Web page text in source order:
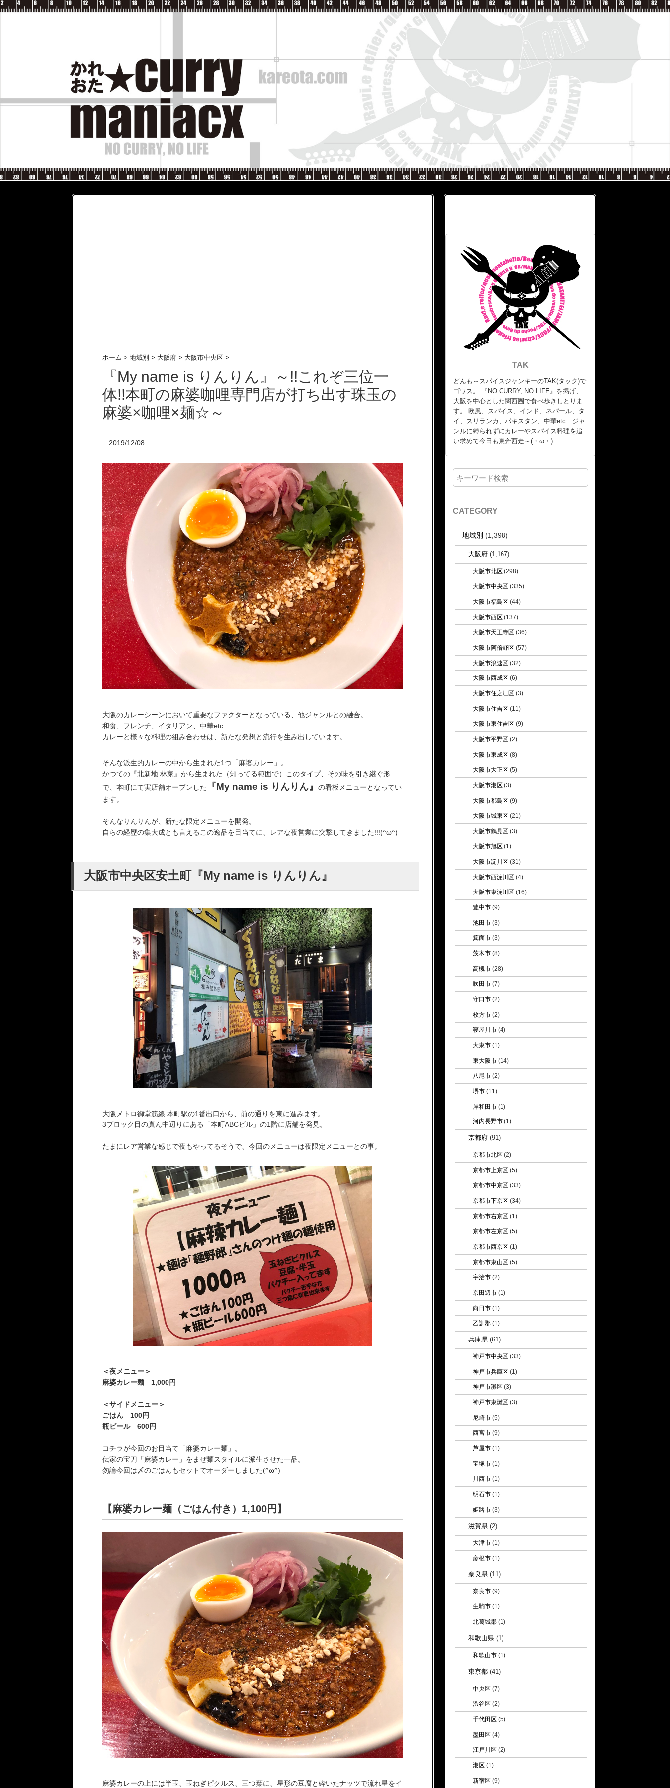
ホーム > 地域別 > 大阪府 > 大阪市中央区 >
『My name is りんりん』～!!これぞ三位一
体!!本町の麻婆咖哩専門店が打ち出す珠玉の
麻婆×咖哩×麺☆～
2019/12/08
大阪のカレーシーンにおいて重要なファクターとなっている、他ジャンルとの融合。
和食、フレンチ、イタリアン、中華etc…
カレーと様々な料理の組み合わせは、新たな発想と流行を生み出しています。
そんな派生的カレーの中から生まれた1つ「麻婆カレー」。
かつての『北新地 林家』から生まれた（知ってる範囲で）このタイプ、その味を引き継ぐ形
で、本町にて実店舗オープンした
『My name is りんりん』
の看板メニューとなってい
ます。
そんなりんりんが、新たな限定メニューを開発。
自らの経歴の集大成とも言えるこの逸品を目当てに、レアな夜営業に突撃してきました!!!(^ω^)
大阪市中央区安土町『My name is りんりん』
大阪メトロ御堂筋線 本町駅の1番出口から、前の通りを東に進みます。
3ブロック目の真ん中辺りにある「本町ABCビル」の1階に店舗を発見。
たまにレア営業な感じで夜もやってるそうで、今回のメニューは夜限定メニューとの事。
＜夜メニュー＞
麻婆カレー麺 1,000円
＜サイドメニュー＞
ごはん 100円
瓶ビール 600円
コチラが今回のお目当て「麻婆カレー麺」。
伝家の宝刀「麻婆カレー」をまぜ麺スタイルに派生させた一品。
勿論今回は〆のごはんもセットでオーダーしました(^ω^)
【麻婆カレー麺（ごはん付き）1,100円】
麻婆カレーの上には半玉、玉ねぎピクルス、三つ葉に、星形の豆腐と砕いたナッツで流れ星をイ
TAK
どんも～スパイスジャンキーのTAK(タック)で
ゴワス。 『NO CURRY, NO LIFE』を掲げ、
大阪を中心とした関西圏で食べ歩きしとりま
す。 欧風、スパイス、インド、ネパール、タ
イ、スリランカ、パキスタン、中華etc…ジャ
ンルに縛られずにカレーやスパイス料理を追
い求めて今日も東奔西走～(・ω・)
CATEGORY
地域別 (1,398)
大阪府(1,167)
大阪市北区(298)
大阪市中央区 (335)
大阪市福島区(44)
大阪市西区(137)
大阪市天王寺区 (36)
大阪市阿倍野区(57)
大阪市浪速区(32)
大阪市西成区 (6)
大阪市住之江区(3)
大阪市住吉区(11)
大阪市東住吉区 (9)
大阪市平野区(2)
大阪市東成区(8)
大阪市大正区 (5)
大阪市港区(3)
大阪市都島区(9)
大阪市城東区 (21)
大阪市鶴見区(3)
大阪市旭区 (1)
大阪市淀川区 (31)
大阪市西淀川区(4)
大阪市東淀川区 (16)
豊中市(9)
池田市(3)
箕面市(3)
茨木市(8)
高槻市(28)
吹田市(7)
守口市(2)
枚方市(2)
寝屋川市(4)
大東市(1)
東大阪市(14)
八尾市(2)
堺市(11)
岸和田市(1)
河内長野市(1)
京都府(91)
京都市北区 (2)
京都市上京区(5)
京都市中京区 (33)
京都市下京区(34)
京都市右京区(1)
京都市左京区 (5)
京都市西京区(1)
京都市東山区(5)
宇治市(2)
京田辺市(1)
向日市(1)
乙訓郡(1)
兵庫県(61)
神戸市中央区(33)
神戸市兵庫区(1)
神戸市灘区 (3)
神戸市東灘区(3)
尼崎市(5)
西宮市(9)
芦屋市(1)
宝塚市(1)
川西市(1)
明石市(1)
姫路市(3)
滋賀県(2)
大津市(1)
彦根市(1)
奈良県(11)
奈良市(9)
生駒市(1)
北葛城郡(1)
和歌山県(1)
和歌山市(1)
東京都(41)
中央区(7)
渋谷区 (2)
千代田区(5)
墨田区(4)
江戸川区 (2)
港区(1)
新宿区(9)